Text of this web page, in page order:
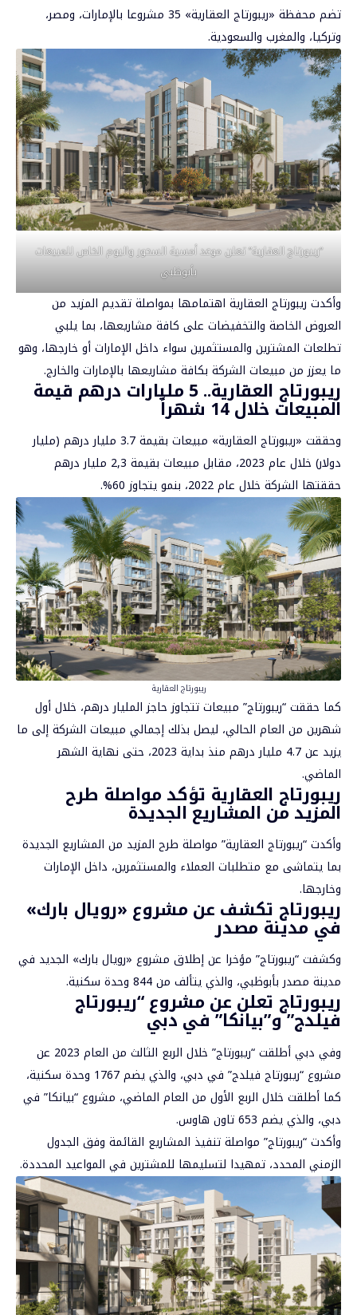
تضم محفظة «ريبورتاج العقارية» 35 مشروعا بالإمارات، ومصر،
وتركيا، والمغرب والسعودية.
“ريبورتاج العقارية” تعلن موعد أمسية السحور واليوم الخاص للمبيعات
بأبوظبي
وأكدت ريبورتاج العقارية اهتمامها بمواصلة تقديم المزيد من
العروض الخاصة والتخفيضات على كافة مشاريعها، بما يلبي
تطلعات المشترين والمستثمرين سواء داخل الإمارات أو خارجها، وهو
ما يعزز من مبيعات الشركة بكافة مشاريعها بالإمارات والخارج.
ريبورتاج العقارية.. 5 مليارات درهم قيمة
المبيعات خلال 14 شهراً
وحققت «ريبورتاج العقارية» مبيعات بقيمة 3.7 مليار درهم (مليار
دولار) خلال عام 2023، مقابل مبيعات بقيمة 2,3 مليار درهم
حققتها الشركة خلال عام 2022، بنمو يتجاوز 60%.
ريبورتاج العقارية
كما حققت “ريبورتاج” مبيعات تتجاوز حاجز المليار درهم، خلال أول
شهرين من العام الحالي، ليصل بذلك إجمالي مبيعات الشركة إلى ما
يزيد عن 4.7 مليار درهم منذ بداية 2023، حتى نهاية الشهر
الماضي.
ريبورتاج العقارية تؤكد مواصلة طرح
المزيد من المشاريع الجديدة
وأكدت “ريبورتاج العقارية” مواصلة طرح المزيد من المشاريع الجديدة
بما يتماشى مع متطلبات العملاء والمستثمرين، داخل الإمارات
وخارجها.
ريبورتاج تكشف عن مشروع «رويال بارك»
في مدينة مصدر
وكشفت “ريبورتاج” مؤخرا عن إطلاق مشروع «رويال بارك» الجديد في
مدينة مصدر بأبوظبي، والذي يتألف من 844 وحدة سكنية.
ريبورتاج تعلن عن مشروع “ريبورتاج
فيلدج” و”بيانكا” في دبي
وفي دبي أطلقت “ريبورتاج” خلال الربع الثالث من العام 2023 عن
مشروع “ريبورتاج فيلدج” في دبي، والذي يضم 1767 وحدة سكنية،
كما أطلقت خلال الربع الأول من العام الماضي، مشروع “بيانكا” في
دبي، والذي يضم 653 تاون هاوس.
وأكدت “ريبورتاج” مواصلة تنفيذ المشاريع القائمة وفق الجدول
الزمني المحدد، تمهيدا لتسليمها للمشترين في المواعيد المحددة.